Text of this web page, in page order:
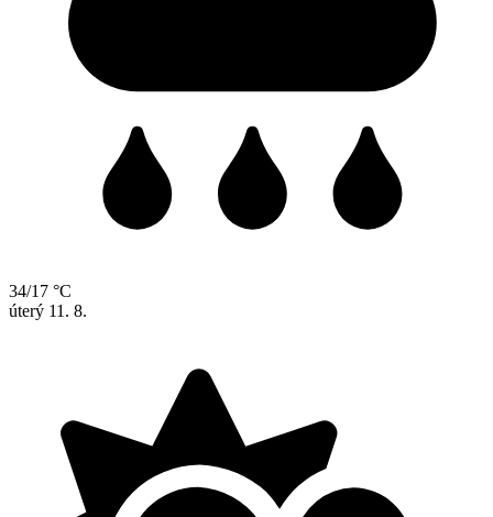
34/17 °C
úterý 11. 8.